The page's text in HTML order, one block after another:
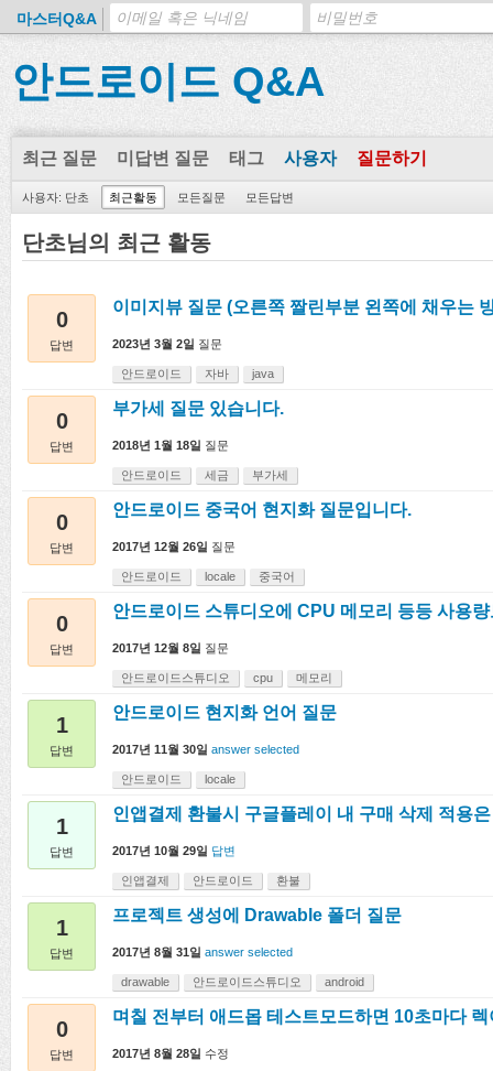
마스터Q&A
안드로이드 Q&A
최근 질문 미답변 질문 태그 사용자 질문하기
사용자: 단초 최근활동 모든질문 모든답변
단초님의 최근 활동
0
답변
이미지뷰 질문 (오른쪽 짤린부분 왼쪽에 채우는
2023년 3월 2일 질문
안드로이드 자바 java
0
답변
부가세 질문 있습니다.
2018년 1월 18일 질문
안드로이드 세금 부가세
0
답변
안드로이드 중국어 현지화 질문입니다.
2017년 12월 26일 질문
안드로이드 locale 중국어
0
답변
안드로이드 스튜디오에 CPU 메모리 등등 사용
2017년 12월 8일 질문
안드로이드스튜디오 cpu 메모리
1
답변
안드로이드 현지화 언어 질문
2017년 11월 30일 answer selected
안드로이드 locale
1
답변
인앱결제 환불시 구글플레이 내 구매 삭제 적용
2017년 10월 29일 답변
인앱결제 안드로이드 환불
1
답변
프로젝트 생성에 Drawable 폴더 질문
2017년 8월 31일 answer selected
drawable 안드로이드스튜디오 android
0
답변
며칠 전부터 애드몹 테스트모드하면 10초마다
2017년 8월 28일 수정